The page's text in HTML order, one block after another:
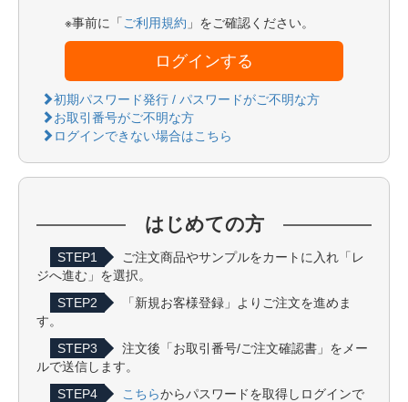
※事前に「 ご利用規約 」をご確認ください。
ログインする
初期パスワード発行 / パスワードがご不明な方
お取引番号がご不明な方
ログインできない場合はこちら
はじめての方
STEP1
ご注文商品やサンプルをカートに入れ「レ
ジへ進む」を選択。
STEP2
「新規お客様登録」よりご注文を進めま
す。
STEP3
注文後「お取引番号/ご注文確認書」をメー
ルで送信します。
STEP4
こちらからパスワードを取得しログインで